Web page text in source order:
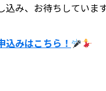
み、お待ちしていま
みはこちら！